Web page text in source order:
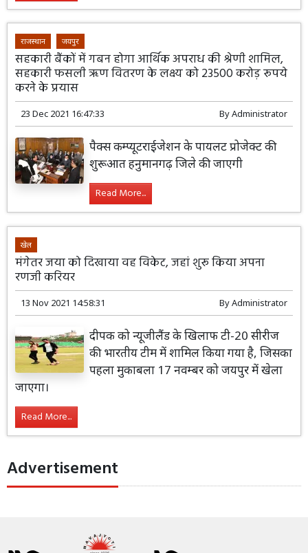
राजस्थान जयपुर
सहकारी बैंकों में गबन होगा आर्थिक अपराध की श्रेणी शामिल,
सहकारी फसली ऋण वितरण के लक्ष्य को 23500 करोड़ रूपये
करने के प्रयास
23 Dec 2021 16:47:33 ByAdministrator
पैक्स कम्प्यूटराईजेशन के पायलट प्रोजेक्ट की
शुरूआत हनुमानगढ़ जिले की जाएगी
Read More...
खेल
मंगेतर जया को दिखाया वह विकेट, जहां शुरू किया अपना
रणजी करियर
13 Nov 2021 14:58:31 ByAdministrator
दीपक को न्यूजीलैंड के खिलाफ टी-20 सीरीज
की भारतीय टीम में शामिल किया गया है, जिसका
पहला मुकाबला 17 नवम्बर को जयपुर में खेला
जाएगा।
Read More...
Advertisement